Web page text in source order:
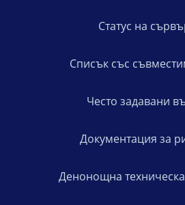
Статус на
Списък със
Често задавани
Документация за
Денонощна